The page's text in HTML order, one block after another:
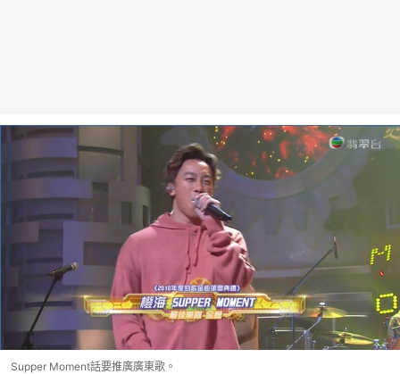
Supper Moment話要推廣廣東歌。